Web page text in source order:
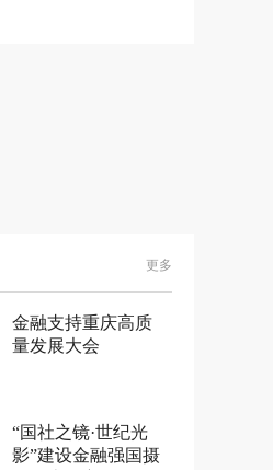
更多
金融支持重庆高质
量发展大会
“国社之镜·世纪光
影”建设金融强国摄